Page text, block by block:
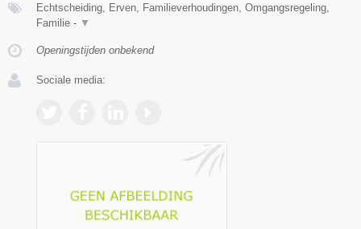
Echtscheiding, Erven, Familieverhoudingen, Omgangsregeling,
Familie - ▼
Openingstijden onbekend
Sociale media: